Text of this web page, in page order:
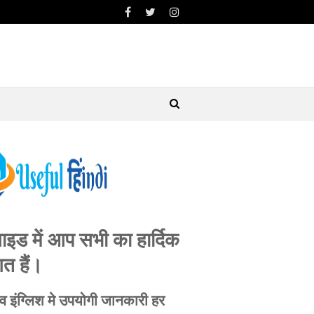
में आप सभी का हार्दिक
हैं।
व इंग्लिश मे उपयोगी जानकारी हर